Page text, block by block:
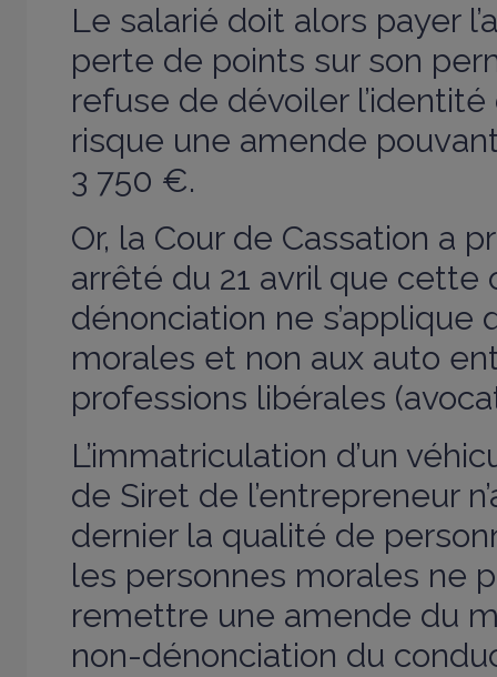
Le salarié doit alors payer
perte de points sur son
refuse de dévoiler
risque une amende
3 750 €.
Or, la Cour de Cassation a
arrêté du 21 avril que cette
dénonciation ne s’applique
morales et non aux auto
professions libérales
L’immatriculation d’un
de Siret de l’entrepreneur
dernier la qualité de
les personnes morales ne
remettre une amende du
non-dénonciation du